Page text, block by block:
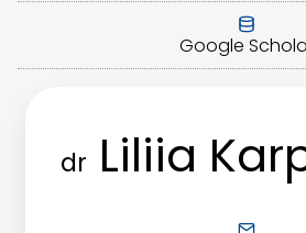
Google
dr Liliia